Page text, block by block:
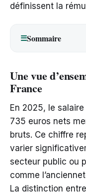
définissent la
☰Sommaire
Une vue
France
En 2025, le
735 euros nets
bruts. Ce chiffre
varier
secteur public ou
comme
La distinction entre